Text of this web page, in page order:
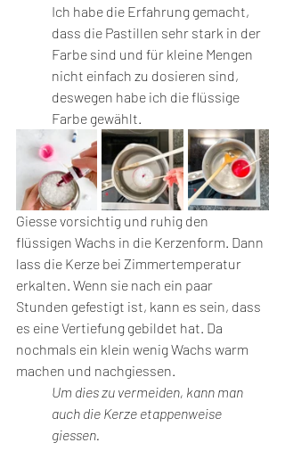
Ich habe die Erfahrung gemacht,
dass die Pastillen sehr stark in der
Farbe sind und für kleine Mengen
nicht einfach zu dosieren sind,
deswegen habe ich die flüssige
Farbe gewählt.
Giesse vorsichtig und ruhig den
flüssigen Wachs in die Kerzenform. Dann
lass die Kerze bei Zimmertemperatur
erkalten. Wenn sie nach ein paar
Stunden gefestigt ist, kann es sein, dass
es eine Vertiefung gebildet hat. Da
nochmals ein klein wenig Wachs warm
machen und nachgiessen.
Um dies zu vermeiden, kann man
auch die Kerze etappenweise
giessen.